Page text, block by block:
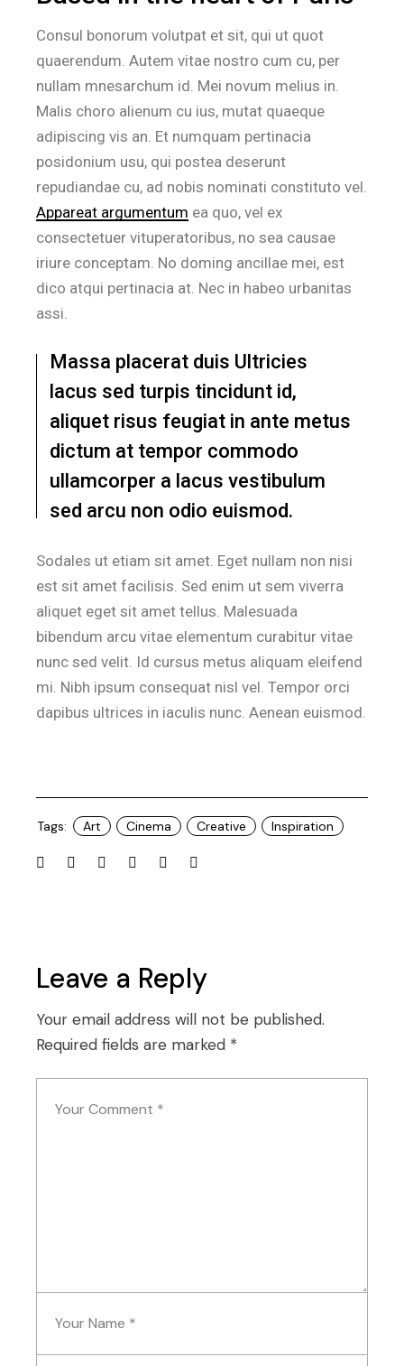
Consul bonorum volutpat et sit, qui ut quot
quaerendum. Autem vitae nostro cum cu, per
nullam mnesarchum id. Mei novum melius in.
Malis choro alienum cu ius, mutat quaeque
adipiscing vis an. Et numquam pertinacia
posidonium usu, qui postea deserunt
repudiandae cu, ad nobis nominati constituto vel.
Appareat argumentum ea quo, vel ex
consectetuer vituperatoribus, no sea causae
iriure conceptam. No doming ancillae mei, est
dico atqui pertinacia at. Nec in habeo urbanitas
assi.
Massa placerat duis Ultricies
lacus sed turpis tincidunt id,
aliquet risus feugiat in ante metus
dictum at tempor commodo
ullamcorper a lacus vestibulum
sed arcu non odio euismod.
Sodales ut etiam sit amet. Eget nullam non nisi
est sit amet facilisis. Sed enim ut sem viverra
aliquet eget sit amet tellus. Malesuada
bibendum arcu vitae elementum curabitur vitae
nunc sed velit. Id cursus metus aliquam eleifend
mi. Nibh ipsum consequat nisl vel. Tempor orci
dapibus ultrices in iaculis nunc. Aenean euismod.
Tags: Art Cinema Creative Inspiration
Leave a Reply
Your email address will not be published.
Required fields are marked *